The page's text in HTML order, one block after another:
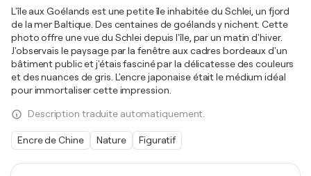
L'île aux Goélands est une petite île inhabitée du Schlei, un fjord
de la mer Baltique. Des centaines de goélands y nichent. Cette
photo offre une vue du Schlei depuis l'île, par un matin d'hiver.
J'observais le paysage par la fenêtre aux cadres bordeaux d'un
bâtiment public et j'étais fasciné par la délicatesse des couleurs
et des nuances de gris. L'encre japonaise était le médium idéal
pour immortaliser cette impression.
Description traduite automatiquement.
Encre de Chine Nature Figuratif